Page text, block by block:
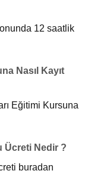
12 saatlik
Nasıl Kayıt
Eğitimi Kursuna
Ücreti Nedir ?
buradan